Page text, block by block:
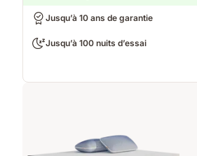
Jusqu’à 10 ans de garantie
Jusqu’à 100 nuits d’essai